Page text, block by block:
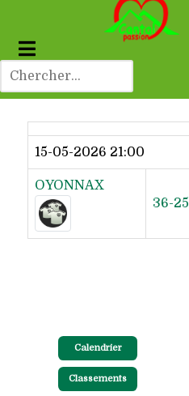
Dernier résultat
15-05-2026 21:00
OYONNAX
36-25
Calendrier
Classements